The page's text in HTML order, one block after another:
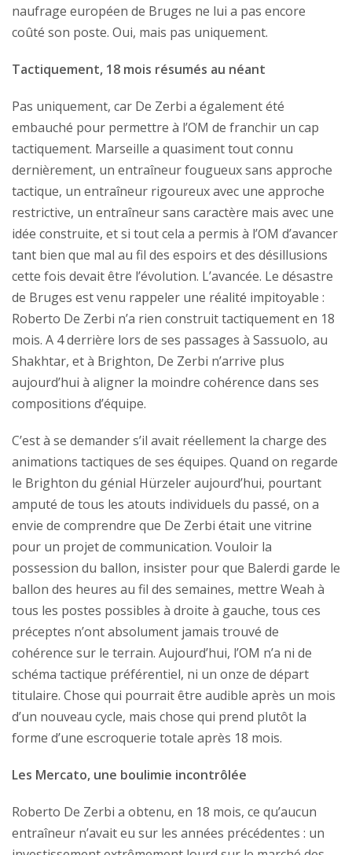
naufrage européen de Bruges ne lui a pas encore
coûté son poste. Oui, mais pas uniquement.
Tactiquement, 18 mois résumés au néant
Pas uniquement, car De Zerbi a également été
embauché pour permettre à l’OM de franchir un cap
tactiquement. Marseille a quasiment tout connu
dernièrement, un entraîneur fougueux sans approche
tactique, un entraîneur rigoureux avec une approche
restrictive, un entraîneur sans caractère mais avec une
idée construite, et si tout cela a permis à l’OM d’avancer
tant bien que mal au fil des espoirs et des désillusions
cette fois devait être l’évolution. L’avancée. Le désastre
de Bruges est venu rappeler une réalité impitoyable :
Roberto De Zerbi n’a rien construit tactiquement en 18
mois. A 4 derrière lors de ses passages à Sassuolo, au
Shakhtar, et à Brighton, De Zerbi n’arrive plus
aujourd’hui à aligner la moindre cohérence dans ses
compositions d’équipe.
C’est à se demander s’il avait réellement la charge des
animations tactiques de ses équipes. Quand on regarde
le Brighton du génial Hürzeler aujourd’hui, pourtant
amputé de tous les atouts individuels du passé, on a
envie de comprendre que De Zerbi était une vitrine
pour un projet de communication. Vouloir la
possession du ballon, insister pour que Balerdi garde le
ballon des heures au fil des semaines, mettre Weah à
tous les postes possibles à droite à gauche, tous ces
préceptes n’ont absolument jamais trouvé de
cohérence sur le terrain. Aujourd’hui, l’OM n’a ni de
schéma tactique préférentiel, ni un onze de départ
titulaire. Chose qui pourrait être audible après un mois
d’un nouveau cycle, mais chose qui prend plutôt la
forme d’une escroquerie totale après 18 mois.
Les Mercato, une boulimie incontrôlée
Roberto De Zerbi a obtenu, en 18 mois, ce qu’aucun
entraîneur n’avait eu sur les années précédentes : un